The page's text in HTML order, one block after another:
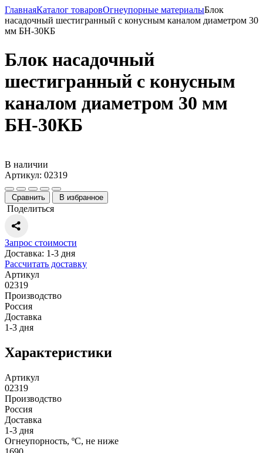
ГлавнаяКаталог товаровОгнеупорные материалыБлок
насадочный шестигранный с конусным каналом диаметром 30
мм БН-30КБ
Блок насадочный
шестигранный с конусным
каналом диаметром 30 мм
БН-30КБ
В наличии
Артикул: 02319
Сравнить В избранное
Поделиться
Запрос стоимости
Доставка: 1-3 дня
Рассчитать доставку
Артикул
02319
Производство
Россия
Доставка
1-3 дня
Характеристики
Артикул
02319
Производство
Россия
Доставка
1-3 дня
Огнеупорность, ºС, не ниже